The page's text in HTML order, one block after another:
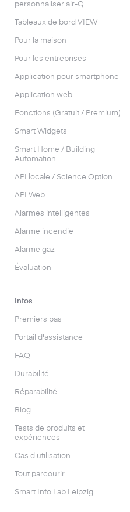
personnaliser air-Q
Tableaux de bord VIEW
Pour la maison
Pour les entreprises
Application pour smartphone
Application web
Fonctions (Gratuit / Premium)
Smart Widgets
Smart Home / Building
Automation
API locale / Science Option
API Web
Alarmes intelligentes
Alarme incendie
Alarme gaz
Évaluation
Infos
Premiers pas
Portail d'assistance
FAQ
Durabilité
Réparabilité
Blog
Tests de produits et
expériences
Cas d'utilisation
Tout parcourir
Smart Info Lab Leipzig